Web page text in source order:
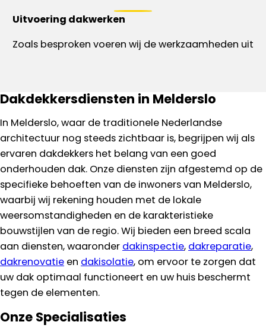
Uitvoering dakwerken
Zoals besproken voeren wij de werkzaamheden uit
Dakdekkersdiensten in Melderslo
In Melderslo, waar de traditionele Nederlandse
architectuur nog steeds zichtbaar is, begrijpen wij als
ervaren dakdekkers het belang van een goed
onderhouden dak. Onze diensten zijn afgestemd op de
specifieke behoeften van de inwoners van Melderslo,
waarbij wij rekening houden met de lokale
weersomstandigheden en de karakteristieke
bouwstijlen van de regio. Wij bieden een breed scala
aan diensten, waaronder dakinspectie, dakreparatie,
dakrenovatie en dakisolatie, om ervoor te zorgen dat
uw dak optimaal functioneert en uw huis beschermt
tegen de elementen.
Onze Specialisaties